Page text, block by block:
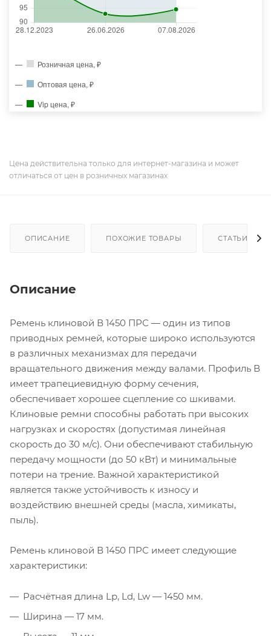
Розничная цена, ₽
Оптовая цена, ₽
Vip цена, ₽
Цена действительна только для интернет-магазина и может
отличаться от цен в розничных магазинах
ОПИСАНИЕ ПОХОЖИЕ ТОВАРЫ СТАТЬИ
Описание
Ремень клиновой В 1450 ПРС — один из типов
приводных ремней, которые широко используются
в различных механизмах для передачи
вращательного движения между валами. Профиль В
имеет трапециевидную форму сечения,
обеспечивает хорошее сцепление со шкивами.
Клиновые ремни способны работать при высоких
нагрузках и скоростях (допустимая линейная
скорость до 30 м/с). Они обеспечивают стабильную
передачу мощности (до 50 кВт) и минимальные
потери на трение. Важной характеристикой
является также устойчивость к износу и
воздействию внешней среды (масла, химикаты,
пыль).
Ремень клиновой В 1450 ПРС имеет следующие
характеристики:
Расчётная длина Lp, Ld, Lw — 1450 мм.
Ширина — 17 мм.